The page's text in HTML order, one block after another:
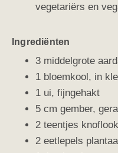
vegetariërs en
Ingrediënten
3 middelgrote
1 bloemkool, in
1 ui, fijngehakt
5 cm gember,
2 teentjes
2 eetlepels